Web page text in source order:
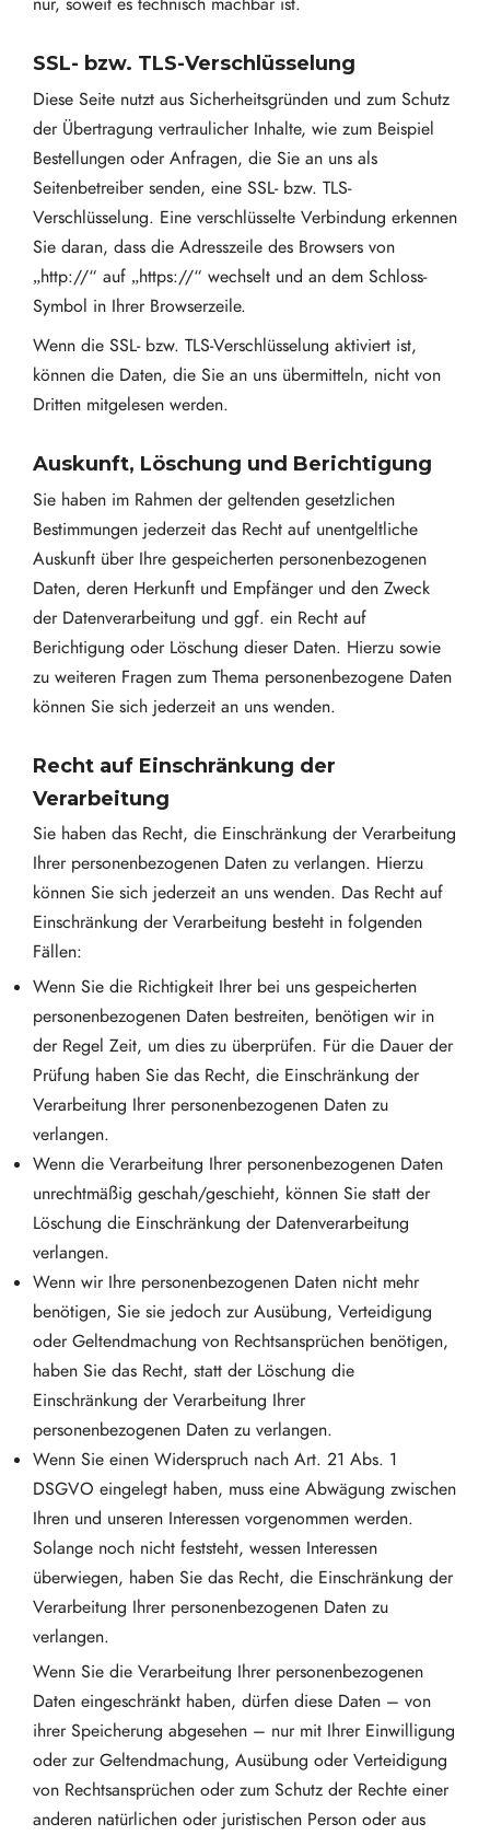
SSL- bzw. TLS-Verschlüsselung
Diese Seite nutzt aus Sicherheitsgründen und zum Schutz
der Übertragung vertraulicher Inhalte, wie zum Beispiel
Bestellungen oder Anfragen, die Sie an uns als
Seitenbetreiber senden, eine SSL- bzw. TLS-
Verschlüsselung. Eine verschlüsselte Verbindung erkennen
Sie daran, dass die Adresszeile des Browsers von
„http://“ auf „https://“ wechselt und an dem Schloss-
Symbol in Ihrer Browserzeile.
Wenn die SSL- bzw. TLS-Verschlüsselung aktiviert ist,
können die Daten, die Sie an uns übermitteln, nicht von
Dritten mitgelesen werden.
Auskunft, Löschung und Berichtigung
Sie haben im Rahmen der geltenden gesetzlichen
Bestimmungen jederzeit das Recht auf unentgeltliche
Auskunft über Ihre gespeicherten personenbezogenen
Daten, deren Herkunft und Empfänger und den Zweck
der Datenverarbeitung und ggf. ein Recht auf
Berichtigung oder Löschung dieser Daten. Hierzu sowie
zu weiteren Fragen zum Thema personenbezogene Daten
können Sie sich jederzeit an uns wenden.
Recht auf Einschränkung der
Verarbeitung
Sie haben das Recht, die Einschränkung der Verarbeitung
Ihrer personenbezogenen Daten zu verlangen. Hierzu
können Sie sich jederzeit an uns wenden. Das Recht auf
Einschränkung der Verarbeitung besteht in folgenden
Fällen:
Wenn Sie die Richtigkeit Ihrer bei uns gespeicherten
personenbezogenen Daten bestreiten, benötigen wir in
der Regel Zeit, um dies zu überprüfen. Für die Dauer der
Prüfung haben Sie das Recht, die Einschränkung der
Verarbeitung Ihrer personenbezogenen Daten zu
verlangen.
Wenn die Verarbeitung Ihrer personenbezogenen Daten
unrechtmäßig geschah/geschieht, können Sie statt der
Löschung die Einschränkung der Datenverarbeitung
verlangen.
Wenn wir Ihre personenbezogenen Daten nicht mehr
benötigen, Sie sie jedoch zur Ausübung, Verteidigung
oder Geltendmachung von Rechtsansprüchen benötigen,
haben Sie das Recht, statt der Löschung die
Einschränkung der Verarbeitung Ihrer
personenbezogenen Daten zu verlangen.
Wenn Sie einen Widerspruch nach Art. 21 Abs. 1
DSGVO eingelegt haben, muss eine Abwägung zwischen
Ihren und unseren Interessen vorgenommen werden.
Solange noch nicht feststeht, wessen Interessen
überwiegen, haben Sie das Recht, die Einschränkung der
Verarbeitung Ihrer personenbezogenen Daten zu
verlangen.
Wenn Sie die Verarbeitung Ihrer personenbezogenen
Daten eingeschränkt haben, dürfen diese Daten – von
ihrer Speicherung abgesehen – nur mit Ihrer Einwilligung
oder zur Geltendmachung, Ausübung oder Verteidigung
von Rechtsansprüchen oder zum Schutz der Rechte einer
anderen natürlichen oder juristischen Person oder aus